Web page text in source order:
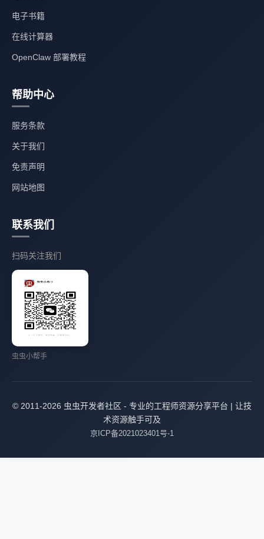
电子书籍
在线计算器
OpenClaw 部署教程
帮助中心
服务条款
关于我们
免责声明
网站地图
联系我们
扫码关注我们
虫虫小帮手
© 2011-2026 虫虫开发者社区 - 专业的工程师资源分享平台 | 让技
术资源触手可及
京ICP备2021023401号-1